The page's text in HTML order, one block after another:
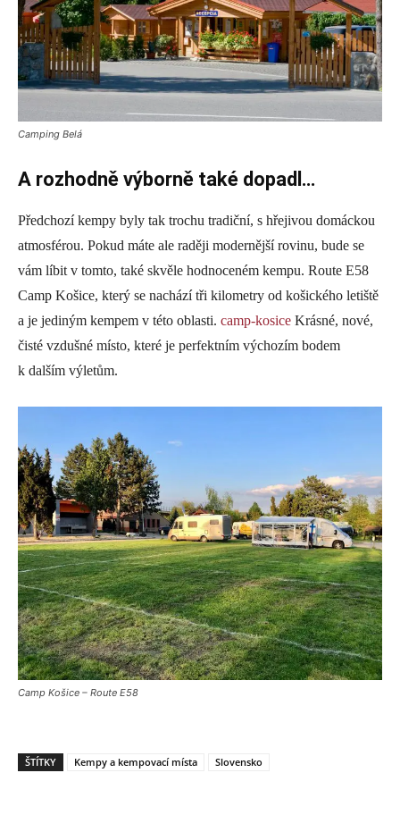
Camping Belá
A rozhodně výborně také dopadl…
Předchozí kempy byly tak trochu tradiční, s hřejivou domáckou
atmosférou. Pokud máte ale raději modernější rovinu, bude se
vám líbit v tomto, také skvěle hodnoceném kempu. Route E58
Camp Košice, který se nachází tři kilometry od košického letiště
a je jediným kempem v této oblasti. camp-kosice Krásné, nové,
čisté vzdušné místo, které je perfektním výchozím bodem
k dalším výletům.
Camp Košice – Route E58
ŠTÍTKY Kempy a kempovací místa Slovensko